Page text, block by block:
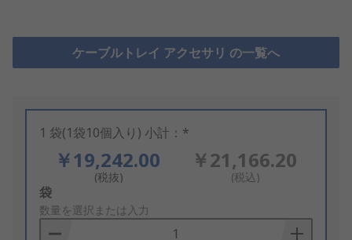
ケーブルトレイ アクセサリ の一覧へ
1 袋(1袋10個入り) 小計：*
￥19,242.00
(税抜)
￥21,166.20
(税込)
Add
to
Basket
袋
数量を選択または入力